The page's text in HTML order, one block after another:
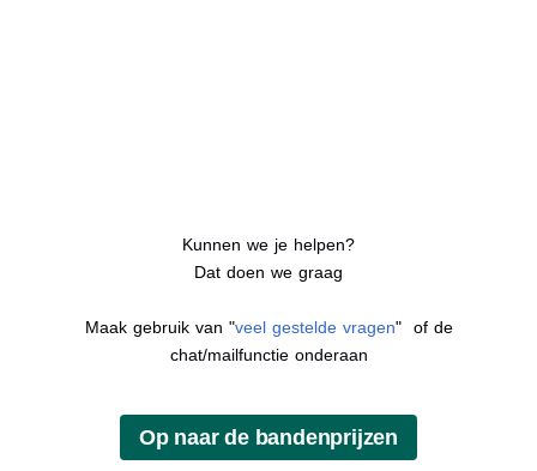
Kunnen we je helpen?
Dat doen we graag
Maak gebruik van "veel gestelde vragen" of de
chat/mailfunctie onderaan